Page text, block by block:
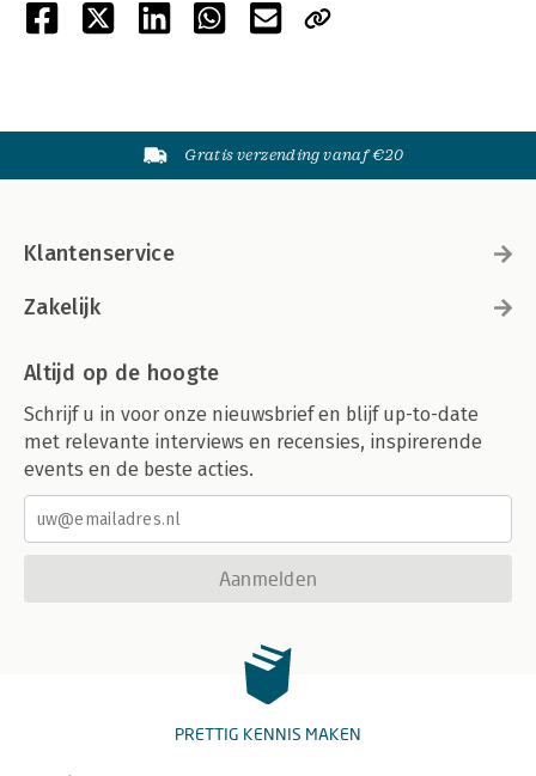
Gratis verzending vanaf €20
Klantenservice
Zakelijk
Altijd op de hoogte
Schrijf u in voor onze nieuwsbrief en blijf up-to-date
met relevante interviews en recensies, inspirerende
events en de beste acties.
Aanmelden
PRETTIG KENNIS MAKEN